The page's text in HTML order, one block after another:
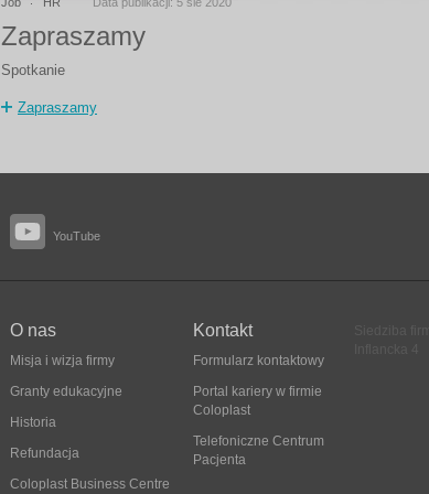
Zapraszamy
Spotkanie
Zapraszamy
YouTube
O nas
Misja i wizja firmy
Granty edukacyjne
Historia
Refundacja
Coloplast Business Centre
Kontakt
Formularz kontaktowy
Portal kariery w firmie
Coloplast
Telefoniczne Centrum
Pacjenta